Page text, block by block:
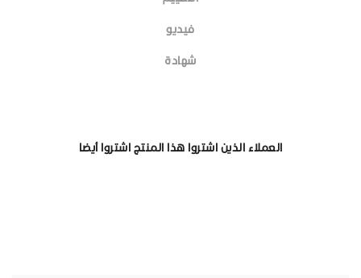
فيديو
شهادة
العملاء الذين اشتروا هذا المنتج اشتروا أيضا